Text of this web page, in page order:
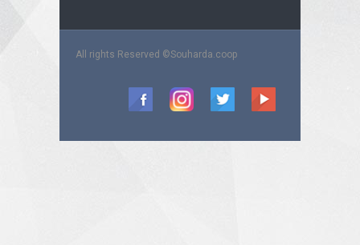
All rights Reserved ©Souharda.coop